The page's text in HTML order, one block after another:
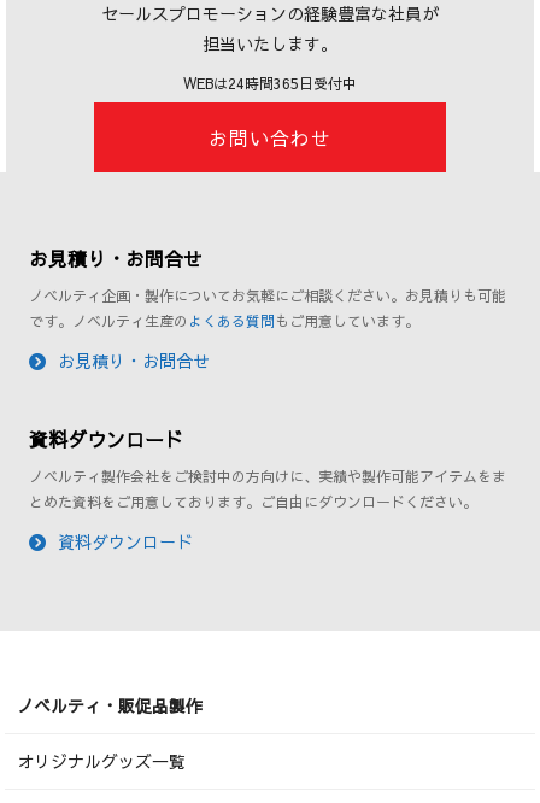
セールスプロモーションの経験豊富な社員が
担当いたします。
WEBは24時間365日受付中
お問い合わせ
お見積り・お問合せ
ノベルティ企画・製作についてお気軽にご相談ください。お見積りも可能
です。ノベルティ生産の よくある質問もご用意しています。
お見積り・お問合せ
資料ダウンロード
ノベルティ製作会社をご検討中の方向けに、実績や製作可能アイテムをま
とめた資料をご用意しております。ご自由にダウンロードください。
資料ダウンロード
ノベルティ・販促品製作
オリジナルグッズ一覧